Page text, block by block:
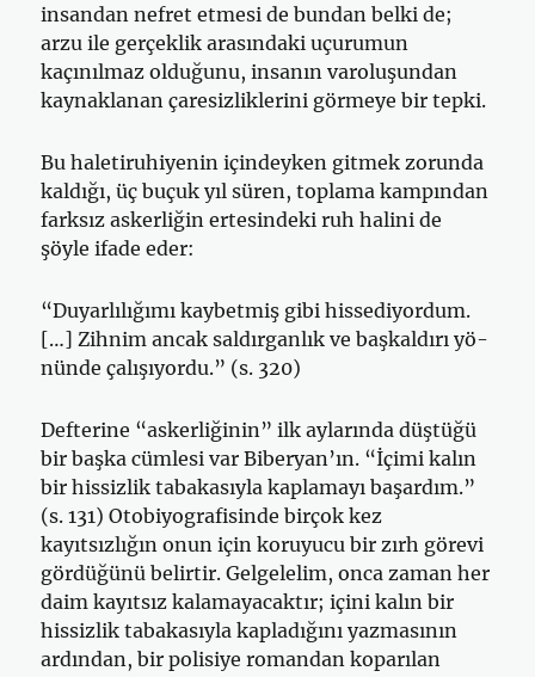
insandan nefret etmesi de bundan belki de;
arzu ile gerçeklik arasındaki uçurumun
kaçınılmaz olduğunu, insanın varoluşundan
kaynaklanan çaresizliklerini görmeye bir tepki.
Bu haletiruhiyenin içindeyken gitmek zorunda
kaldığı, üç buçuk yıl süren, toplama kampından
farksız askerliğin ertesindeki ruh halini de
şöyle ifade eder:
“Duyarlılığımı kaybetmiş gibi his­sediyordum.
[…] Zihnim ancak saldırganlık ve başkaldırı yö­
nünde çalışıyordu.” (s. 320)
Defterine “askerliğinin” ilk aylarında düştüğü
bir başka cümlesi var Biberyan’ın. “İçimi kalın
bir hissizlik tabakasıyla kaplamayı başardım.”
(s. 131) Otobiyografisinde birçok kez
kayıtsızlığın onun için koruyucu bir zırh görevi
gördüğünü belirtir. Gelgelelim, onca zaman her
daim kayıtsız kalamayacaktır; içini kalın bir
hissizlik tabakasıyla kapladığını yazmasının
ardından, bir polisiye romandan koparılan